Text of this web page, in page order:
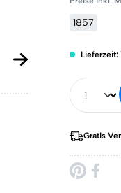
1857
Lieferzeit:
Gratis